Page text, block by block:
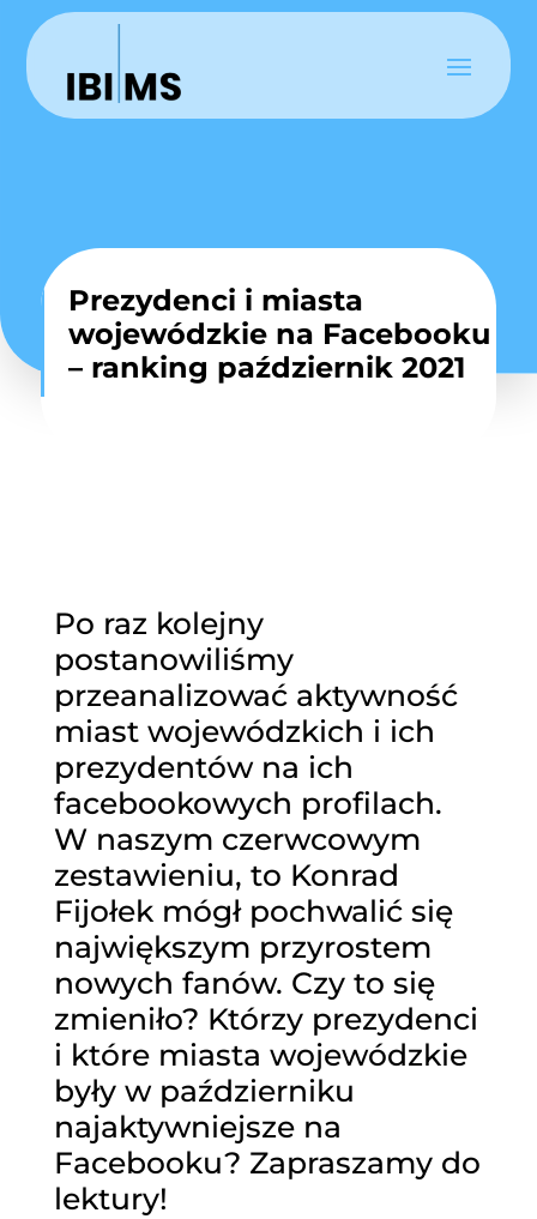
Prezydenci i miasta
wojewódzkie na Facebooku
– ranking październik 2021
Po raz kolejny
postanowiliśmy
przeanalizować aktywność
miast wojewódzkich i ich
prezydentów na ich
facebookowych profilach.
W naszym czerwcowym
zestawieniu, to Konrad
Fijołek mógł pochwalić się
największym przyrostem
nowych fanów. Czy to się
zmieniło? Którzy prezydenci
i które miasta wojewódzkie
były w październiku
najaktywniejsze na
Facebooku? Zapraszamy do
lektury!